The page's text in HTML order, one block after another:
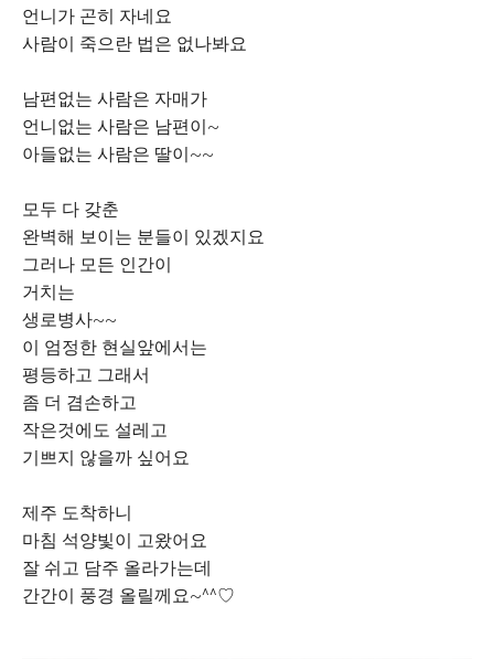
언니가 곤히 자네요
사람이 죽으란 법은 없나봐요
남편없는 사람은 자매가
언니없는 사람은 남편이~
아들없는 사람은 딸이~~
모두 다 갖춘
완벽해 보이는 분들이 있겠지요
그러나 모든 인간이
거치는
생로병사~~
이 엄정한 현실앞에서는
평등하고 그래서
좀 더 겸손하고
작은것에도 설레고
기쁘지 않을까 싶어요
제주 도착하니
마침 석양빛이 고왔어요
잘 쉬고 담주 올라가는데
간간이 풍경 올릴께요~^^♡